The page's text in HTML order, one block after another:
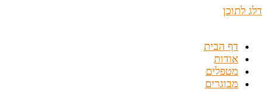
דלג לתוכן
דף הבית
אודות
מטפלים
מבוגרים